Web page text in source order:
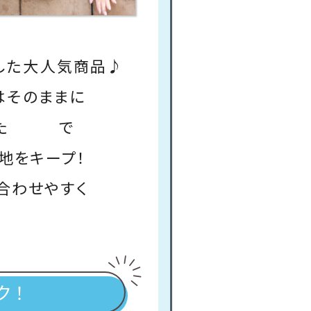
た大人気商品♪
のままに
通気性で
をキープ！
わせやすく